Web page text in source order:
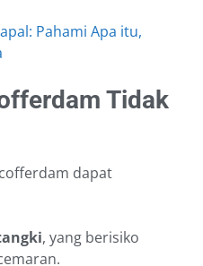
Pahami Apa itu,
Tidak
dapat
, yang berisiko